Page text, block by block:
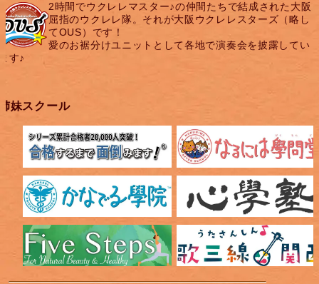
2時間でウクレレマスター♪の仲間たちで結成された大阪
屈指のウクレレ隊。それが大阪ウクレレスターズ（略し
てOUS）です！
愛のお裾分けユニットとして各地で演奏会を披露してい
す♪
妹スクール